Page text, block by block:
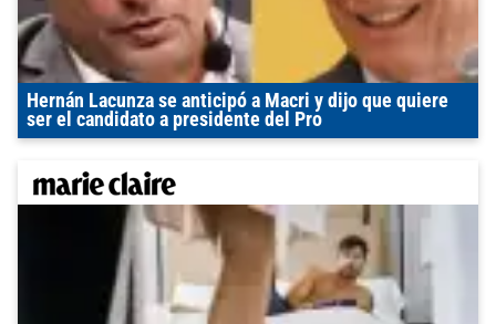
Hernán Lacunza se anticipó a Macri y dijo que quiere
ser el candidato a presidente del Pro